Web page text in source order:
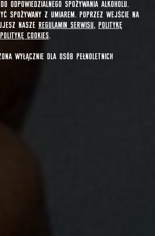
ODPOWIEDZIALNEGO SPOŻYWANIA ALKOHOLU.
SPOŻYWANY Z UMIAREM. POPRZEZ WEJŚCIE NA
NASZE REGULAMIN SERWISU, POLITYKĘ
POLITYKĘ COOKIES.
WYŁĄCZNIE DLA OSÓB PEŁNOLETNICH